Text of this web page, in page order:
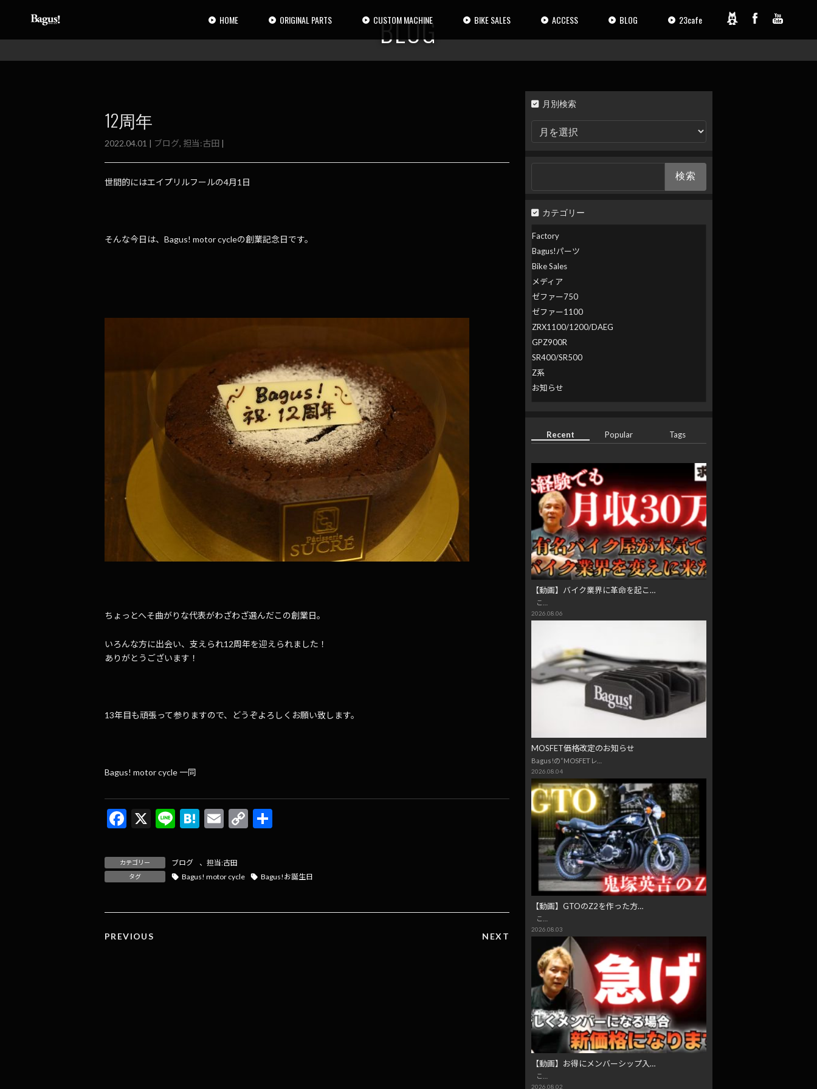
ン
ー
HOME ORIGINAL PARTS CUSTOM MACHINE BIKE SALES ACCESS BLOG 23cafe
BLOG
12周年
2022.04.01 | ブログ, 担当:古田 |
世間的にはエイプリルフールの4月1日
そんな今日は、Bagus! motor cycleの創業記念日です。
ちょっとへそ曲がりな代表がわざわざ選んだこの創業日。
いろんな方に出会い、支えられ12周年を迎えられました！
ありがとうございます！
13年目も頑張って参りますので、どうぞよろしくお願い致します。
Bagus! motor cycle 一同
F
e
b
o
k
X
Li
e
H
e
n
E
ai
l
C
y
n
カテゴリー ブログ 、 担当:古田
タグ Bagus! motor cycle Bagus!お誕生日
PREVIOUS NEXT
月別検索
月
検
カテゴリー
Factory
Bagus!パーツ
Bike Sales
メディア
ゼファー750
ゼファー1100
ZRX1100/1200/DAEG
GPZ900R
SR400/SR500
Z系
お知らせ
Recent Popular Tags
【動画】バイク業界に革命を起こ…
こ…
2026.08.06
MOSFET価格改定のお知らせ
Bagus!の“MOSFETレ…
2026.08.04
【動画】GTOのZ2を作った方…
こ…
2026.08.03
【動画】お得にメンバーシップ入…
こ…
2026.08.02